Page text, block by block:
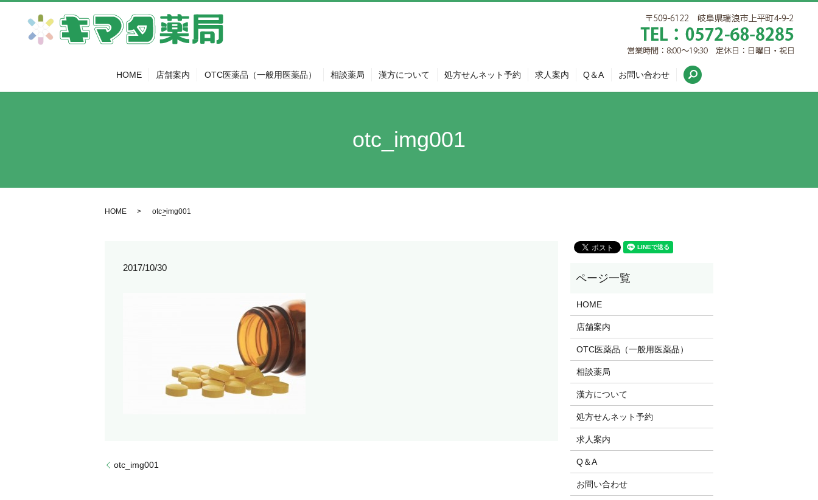
HOME 店舗案内 OTC医薬品（一般用医薬品） 相談薬局 漢方について 処方せんネット予約 求人案内 Q＆A お問い合わせ
otc_img001
HOME otc_img001
2017/10/30
otc_img001
HOME
店舗案内
OTC医薬品（一般用医薬品）
相談薬局
漢方について
処方せんネット予約
求人案内
Q＆A
お問い合わせ